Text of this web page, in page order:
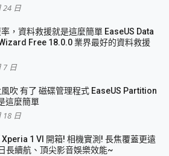
24 日
，資料救援就是這麼簡單 EaseUS Data
Free 18.0.0 業界最好的資料救援
7 日
吹 有了 磁碟管理程式 EaseUS Partition
這麼簡單
18 日
Xperia 1 VI 開箱! 相機實測! 長焦覆蓋更遠
長續航、頂尖影音娛樂效能~